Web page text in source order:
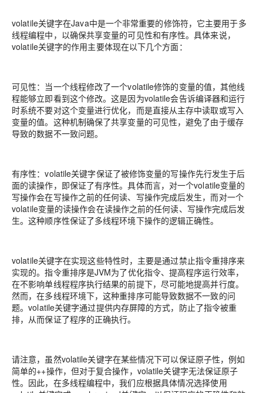
volatile关键字在Java中是一个非常重要的修饰符，它主要用于多
线程编程中，以确保共享变量的可见性和有序性。具体来说，
volatile关键字的作用主要体现在以下几个方面：
可见性：当一个线程修改了一个volatile修饰的变量的值，其他线
程能够立即看到这个修改。这是因为volatile会告诉编译器和运行
时系统不要对这个变量进行优化，而是直接从主存中读取或写入
变量的值。这种机制确保了共享变量的可见性，避免了由于缓存
导致的数据不一致问题。
有序性：volatile关键字保证了被修饰变量的写操作先行发生于后
面的读操作，即保证了有序性。具体而言，对一个volatile变量的
写操作会在写操作之前的任何读、写操作完成后发生，而对一个
volatile变量的读操作会在读操作之前的任何读、写操作完成后发
生。这种顺序性保证了多线程环境下操作的逻辑正确性。
volatile关键字在实现这些特性时，主要是通过禁止指令重排序来
实现的。指令重排序是JVM为了优化指令、提高程序运行效率，
在不影响单线程程序执行结果的前提下，尽可能地提高并行度。
然而，在多线程环境下，这种重排序可能导致数据不一致的问
题。volatile关键字通过提供内存屏障的方式，防止了指令被重
排，从而保证了程序的正确执行。
请注意，虽然volatile关键字在某些情况下可以保证原子性，例如
简单的++操作，但对于复合操作，volatile关键字无法保证原子
性。因此，在多线程编程中，我们应根据具体情况选择使用